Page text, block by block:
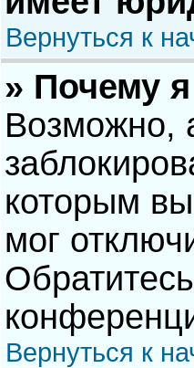
Вернуться к
» Почему
Возможно,
которым
мог
Вернуться к